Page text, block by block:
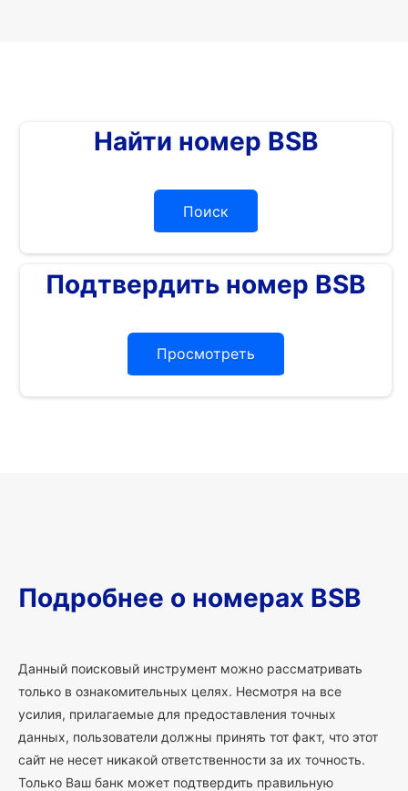
Найти номер BSB
Поиск
Подтвердить номер BSB
Просмотреть
Подробнее о номерах BSB
Данный поисковый инструмент можно рассматривать
только в ознакомительных целях. Несмотря на все
усилия, прилагаемые для предоставления точных
данных, пользователи должны принять тот факт, что этот
сайт не несет никакой ответственности за их точность.
Только Ваш банк может подтвердить правильную